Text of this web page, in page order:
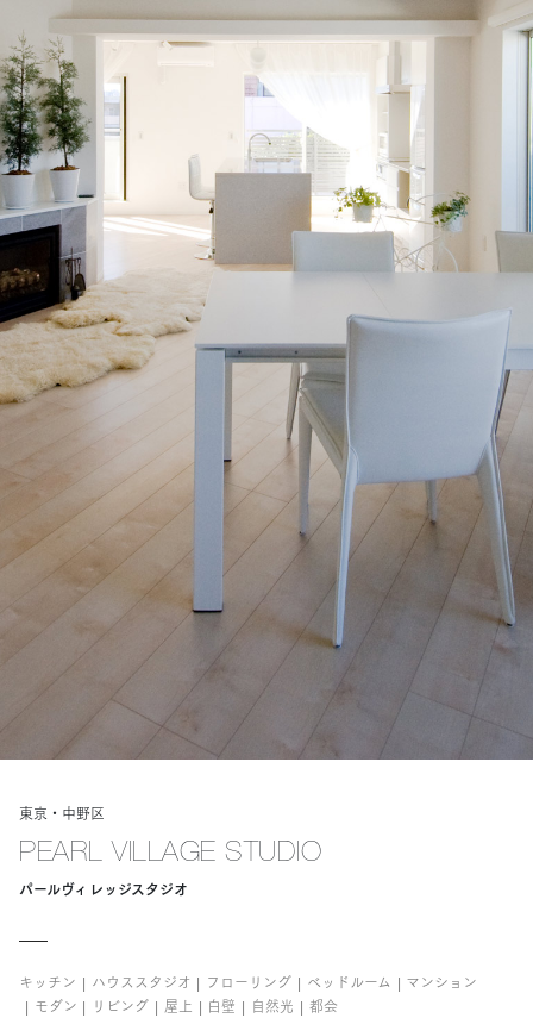
東京・中野区
PEARL VILLAGE STUDIO
パールヴィレッジスタジオ
キッチン ハウススタジオ フローリング ベッドルーム
マンション
モダン
リビング 屋上 白壁 自然光 都会